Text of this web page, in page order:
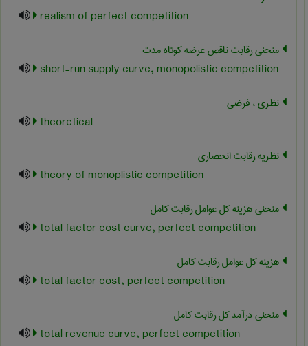
realism of perfect competition
منحنی رقابت ناقص عرضه کوتاه مدت
short-run supply curve, monopolistic competition
نظری ، فرضی
theoretical
نظریه رقابت انحصاری
theory of monoplistic competition
منحنی هزینه کل عوامل رقابت کامل
total factor cost curve, perfect competition
هزینه کل عوامل رقابت کامل
total factor cost, perfect competition
منحنی درآمد کل رقابت کامل
total revenue curve, perfect competition